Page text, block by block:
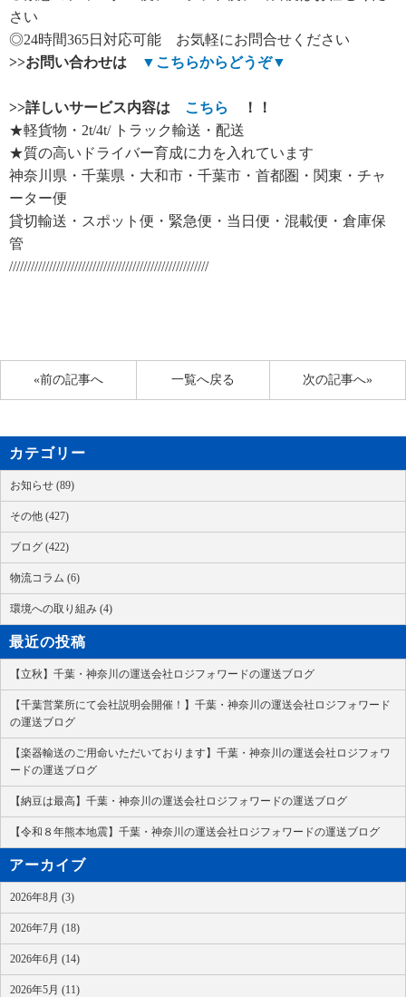
さい
◎24時間365日対応可能 お気軽にお問合せください
>>お問い合わせは ▼ こちらからどうぞ▼
>>詳しいサービス内容は こちら
！！
★軽貨物・2t/4t/ トラック輸送・配送
★質の高いドライバー育成に力を入れています
神奈川県・千葉県・大和市・千葉市・首都圏・関東・チャ
ーター便
貸切輸送・スポット便・緊急便・当日便・混載便・倉庫保
管
///////////////////////////////////////////////////////
«前の記事へ 次の記事へ»
一覧へ戻る
カテゴリー
お知らせ (89)
その他 (427)
ブログ (422)
物流コラム (6)
環境への取り組み (4)
最近の投稿
【立秋】千葉・神奈川の運送会社ロジフォワードの運送ブログ
【千葉営業所にて会社説明会開催！】千葉・神奈川の運送会社ロジフォワード
の運送ブログ
【楽器輸送のご用命いただいております】千葉・神奈川の運送会社ロジフォワ
ードの運送ブログ
【納豆は最高】千葉・神奈川の運送会社ロジフォワードの運送ブログ
【令和８年熊本地震】千葉・神奈川の運送会社ロジフォワードの運送ブログ
アーカイブ
2026年8月 (3)
2026年7月 (18)
2026年6月 (14)
2026年5月 (11)